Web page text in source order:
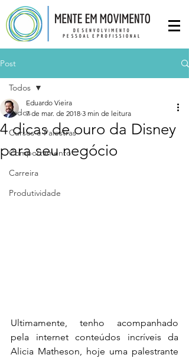
Post
Todos
Cursos e Palestras
Comportamento
Carreira
Produtividade
Todos
4 dicas de ouro da Disney
para seu negócio
Eduardo Vieira
7 de mar. de 2018 3 min de leitura
Ultimamente, tenho acompanhado
pela internet conteúdos incríveis da
Alicia Matheson, hoje uma palestrante